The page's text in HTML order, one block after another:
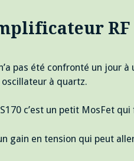
RF
pas été confronté un jour à
oscillateur à quartz.
c’est un petit MosFet
gain en tension qui peut